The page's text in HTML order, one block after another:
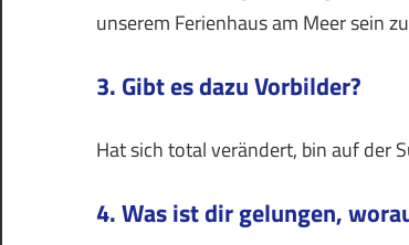
unserem Ferienhaus am Meer sein
3. Gibt es dazu Vorbilder?
Hat sich total verändert, bin auf der
4. Was ist dir gelungen,